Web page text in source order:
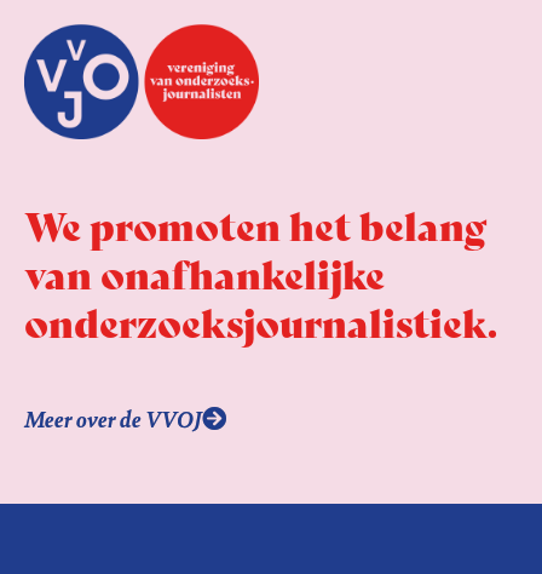
We promoten het belang
van onafhankelijke
onderzoeks­journalistiek.
Meer over de VVOJ